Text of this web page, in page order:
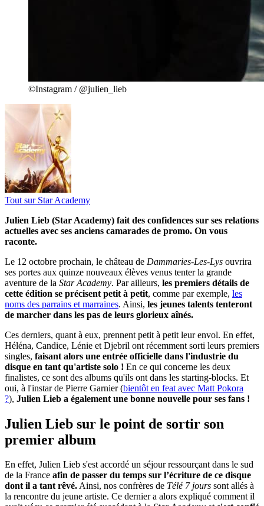
©Instagram / @julien_lieb
Tout sur Star Academy
Julien Lieb (Star Academy) fait des confidences sur ses relations
actuelles avec ses anciens camarades de promo. On vous
raconte.
Le 12 octobre prochain, le château de Dammaries-Les-Lys ouvrira
ses portes aux quinze nouveaux élèves venus tenter la grande
aventure de la Star Academy. Par ailleurs, les premiers détails de
cette édition se précisent petit à petit, comme par exemple, les
noms des parrains et marraines. Ainsi, les jeunes talents tenteront
de marcher dans les pas de leurs glorieux aînés.
Ces derniers, quant à eux, prennent petit à petit leur envol. En effet,
Héléna, Candice, Lénie et Djebril ont récemment sorti leurs premiers
singles, faisant alors une entrée officielle dans l'industrie du
disque en tant qu'artiste solo ! En ce qui concerne les deux
finalistes, ce sont des albums qu'ils ont dans les starting-blocks. Et
oui, à l'instar de Pierre Garnier (bientôt en feat avec Matt Pokora
?), Julien Lieb a également une bonne nouvelle pour ses fans !
Julien Lieb sur le point de sortir son
premier album
En effet, Julien Lieb s'est accordé un séjour ressourçant dans le sud
de la France afin de passer du temps sur l’écriture de ce disque
dont il a tant rêvé.Ainsi, nos confrères de Télé 7 jours sont allés à
la rencontre du jeune artiste. Ce dernier a alors expliqué comment il